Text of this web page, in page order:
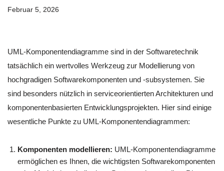
Februar 5, 2026
UML-Komponentendiagramme sind in der Softwaretechnik
tatsächlich ein wertvolles Werkzeug zur Modellierung von
hochgradigen Softwarekomponenten und -subsystemen. Sie
sind besonders nützlich in serviceorientierten Architekturen und
komponentenbasierten Entwicklungsprojekten. Hier sind einige
wesentliche Punkte zu UML-Komponentendiagrammen:
Komponenten modellieren: UML-Komponentendiagramme
ermöglichen es Ihnen, die wichtigsten Softwarekomponenten